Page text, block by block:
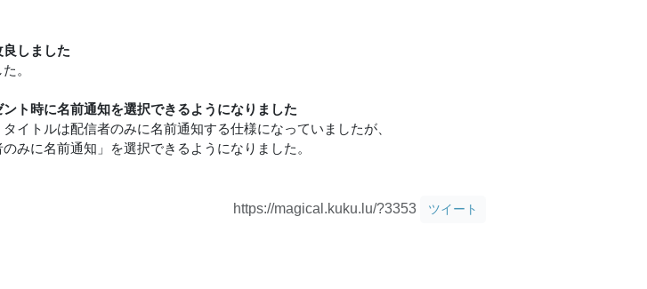
良しました
。
ト時に名前通知を選択できるようになりました
イトルは配信者のみに名前通知する仕様になっていましたが、
みに名前通知」を選択できるようになりました。
https://magical.kuku.lu/?3353 ツイート